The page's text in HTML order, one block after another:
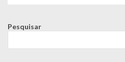
Pesquisar